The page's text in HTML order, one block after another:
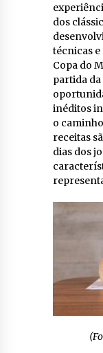
dos
técnicas
Copa do
partida
inéditos
o
receitas
dias dos